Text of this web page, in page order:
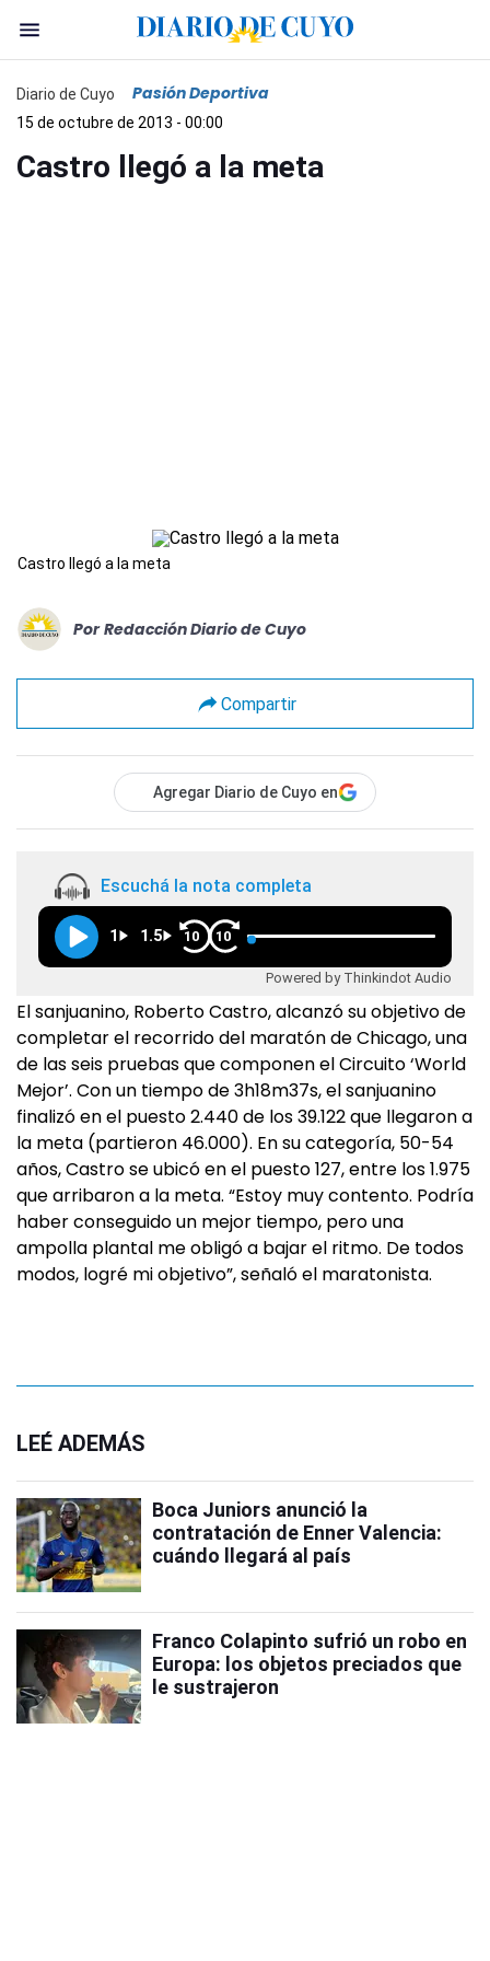
Diario de Cuyo Pasión Deportiva
15 de octubre de 2013 - 00:00
Castro llegó a la meta
Castro llegó a la meta
Por Redacción Diario de Cuyo
Compartir
Agregar Diario de Cuyo en
Escuchá la nota completa
1 1.5 10 10
Powered by Thinkindot Audio
El sanjuanino, Roberto Castro, alcanzó su objetivo de
completar el recorrido del maratón de Chicago, una
de las seis pruebas que componen el Circuito ‘World
Mejor’. Con un tiempo de 3h18m37s, el sanjuanino
finalizó en el puesto 2.440 de los 39.122 que llegaron a
la meta (partieron 46.000). En su categoría, 50-54
años, Castro se ubicó en el puesto 127, entre los 1.975
que arribaron a la meta. “Estoy muy contento. Podría
haber conseguido un mejor tiempo, pero una
ampolla plantal me obligó a bajar el ritmo. De todos
modos, logré mi objetivo”, señaló el maratonista.
LEÉ ADEMÁS
Boca Juniors anunció la
contratación de Enner Valencia:
cuándo llegará al país
Franco Colapinto sufrió un robo en
Europa: los objetos preciados que
le sustrajeron